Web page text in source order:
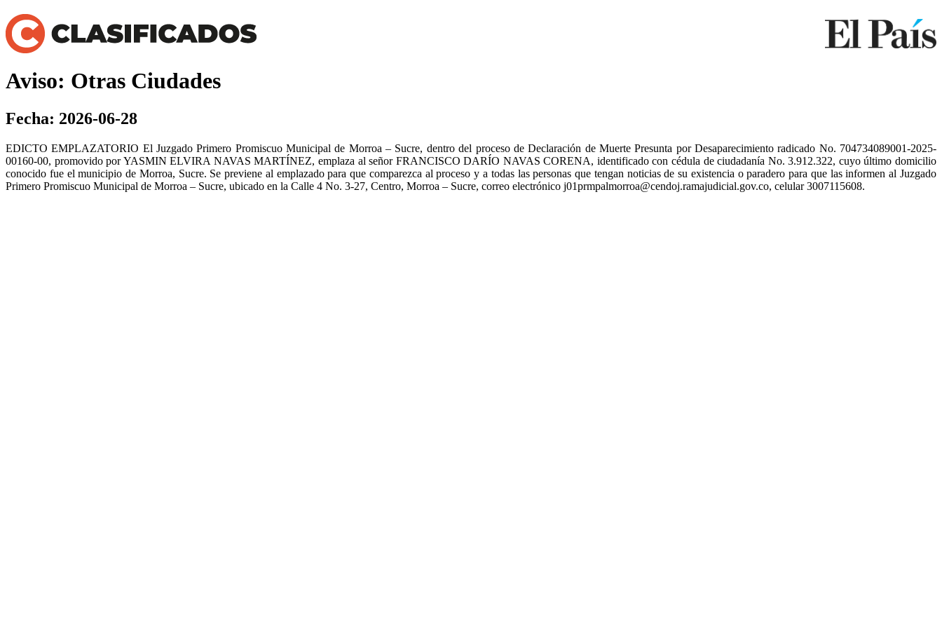
Aviso: Otras Ciudades
Fecha: 2026-06-28
EDICTO EMPLAZATORIO El Juzgado Primero Promiscuo Municipal de Morroa – Sucre, dentro del proceso de Declaración de Muerte Presunta por Desaparecimiento radicado No. 704734089001-2025-
00160-00, promovido por YASMIN ELVIRA NAVAS MARTÍNEZ, emplaza al señor FRANCISCO DARÍO NAVAS CORENA, identificado con cédula de ciudadanía No. 3.912.322, cuyo último domicilio
conocido fue el municipio de Morroa, Sucre. Se previene al emplazado para que comparezca al proceso y a todas las personas que tengan noticias de su existencia o paradero para que las informen al Juzgado
Primero Promiscuo Municipal de Morroa – Sucre, ubicado en la Calle 4 No. 3-27, Centro, Morroa – Sucre, correo electrónico j01prmpalmorroa@cendoj.ramajudicial.gov.co, celular 3007115608.